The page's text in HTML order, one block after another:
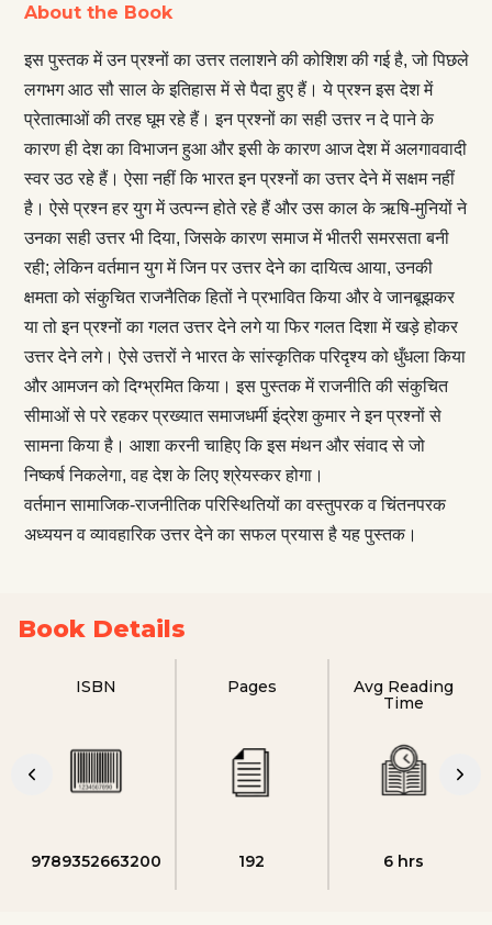
About the Book
इस पुस्तक में उन प्रश्नों का उत्तर तलाशने की कोशिश की गई है, जो पिछले
लगभग आठ सौ साल के इतिहास में से पैदा हुए हैं। ये प्रश्न इस देश में
प्रेतात्माओं की तरह घूम रहे हैं। इन प्रश्नों का सही उत्तर न दे पाने के
कारण ही देश का विभाजन हुआ और इसी के कारण आज देश में अलगाववादी
स्वर उठ रहे हैं। ऐसा नहीं कि भारत इन प्रश्नों का उत्तर देने में सक्षम नहीं
है। ऐसे प्रश्न हर युग में उत्पन्न होते रहे हैं और उस काल के ऋषि-मुनियों ने
उनका सही उत्तर भी दिया, जिसके कारण समाज में भीतरी समरसता बनी
रही; लेकिन वर्तमान युग में जिन पर उत्तर देने का दायित्व आया, उनकी
क्षमता को संकुचित राजनैतिक हितों ने प्रभावित किया और वे जानबूझकर
या तो इन प्रश्नों का गलत उत्तर देने लगे या फिर गलत दिशा में खड़े होकर
उत्तर देने लगे। ऐसे उत्तरों ने भारत के सांस्कृतिक परिदृश्य को धुँधला किया
और आमजन को दिग्भ्रमित किया। इस पुस्तक में राजनीति की संकुचित
सीमाओं से परे रहकर प्रख्यात समाजधर्मी इंद्रेश कुमार ने इन प्रश्नों से
सामना किया है। आशा करनी चाहिए कि इस मंथन और संवाद से जो
निष्कर्ष निकलेगा, वह देश के लिए श्रेयस्कर होगा।
वर्तमान सामाजिक-राजनीतिक परिस्थितियों का वस्तुपरक व चिंतनपरक
अध्ययन व व्यावहारिक उत्तर देने का सफल प्रयास है यह पुस्तक।
Book Details
ISBN
9789352663200
Pages
192
Avg Reading
Time
6 hrs